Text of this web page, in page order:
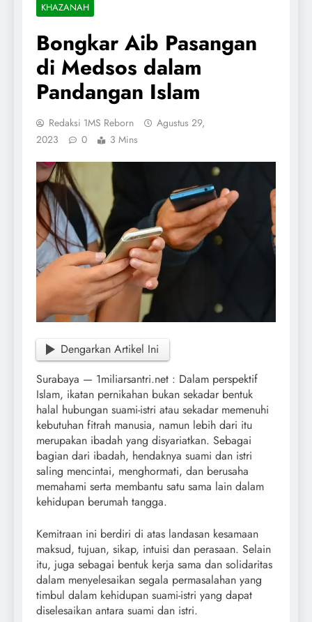
KHAZANAH
Bongkar Aib Pasangan
di Medsos dalam
Pandangan Islam
Redaksi 1MS Reborn
Agustus 29,
2023
0 3 Mins
Dengarkan Artikel Ini
Surabaya — 1miliarsantri.net : Dalam perspektif
Islam, ikatan pernikahan bukan sekadar bentuk
halal hubungan suami-istri atau sekadar memenuhi
kebutuhan fitrah manusia, namun lebih dari itu
merupakan ibadah yang disyariatkan. Sebagai
bagian dari ibadah, hendaknya suami dan istri
saling mencintai, menghormati, dan berusaha
memahami serta membantu satu sama lain dalam
kehidupan berumah tangga.
Kemitraan ini berdiri di atas landasan kesamaan
maksud, tujuan, sikap, intuisi dan perasaan. Selain
itu, juga sebagai bentuk kerja sama dan solidaritas
dalam menyelesaikan segala permasalahan yang
timbul dalam kehidupan suami-istri yang dapat
diselesaikan antara suami dan istri.